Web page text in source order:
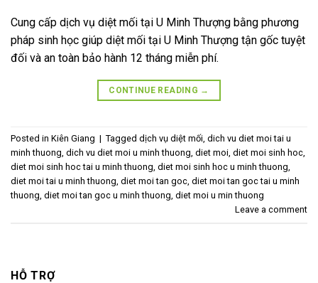
Cung cấp dịch vụ diệt mối tại U Minh Thượng bằng phương
pháp sinh học giúp diệt mối tại U Minh Thượng tận gốc tuyệt
đối và an toàn bảo hành 12 tháng miễn phí.
CONTINUE READING →
Posted in Kiên Giang | Tagged dịch vụ diệt mối, dich vu diet moi tai u
minh thuong, dich vu diet moi u minh thuong, diet moi, diet moi sinh hoc,
diet moi sinh hoc tai u minh thuong, diet moi sinh hoc u minh thuong,
diet moi tai u minh thuong, diet moi tan goc, diet moi tan goc tai u minh
thuong, diet moi tan goc u minh thuong, diet moi u min thuong
Leave a comment
HỖ TRỢ